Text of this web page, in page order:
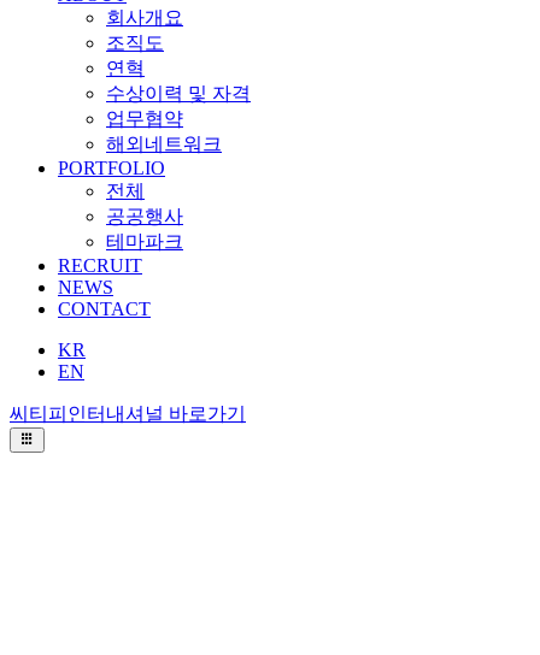
회사개요
조직도
연혁
수상이력 및 자격
업무협약
해외네트워크
PORTFOLIO
전체
공공행사
테마파크
RECRUIT
NEWS
CONTACT
KR
EN
씨티피인터내셔널 바로가기